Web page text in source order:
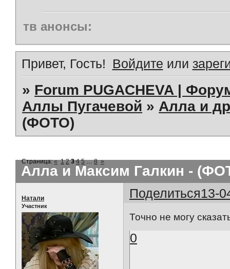
тв анонсы:
Привет, Гость! Войдите или
» Forum PUGACHEVA |
Аллы Пугачевой » Алла и
(ФОТО)
Алла и Максим Галкин -
Страница:« 1 2 3 4 5 … 8 »
Поделиться13-
Натали
Участник
Точно не могу
0